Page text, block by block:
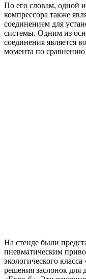
По его словам, одной
компрессора также
соединением для
системы. Одним из
соединения является
момента по
На стенде были
пневматическим
экологического
решения заслонок для